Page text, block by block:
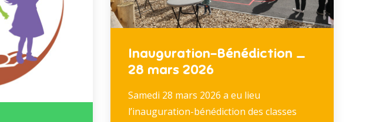
Inauguration-Bénédiction _
28 mars 2026
Samedi 28 mars 2026 a eu lieu
l’inauguration-bénédiction des classes